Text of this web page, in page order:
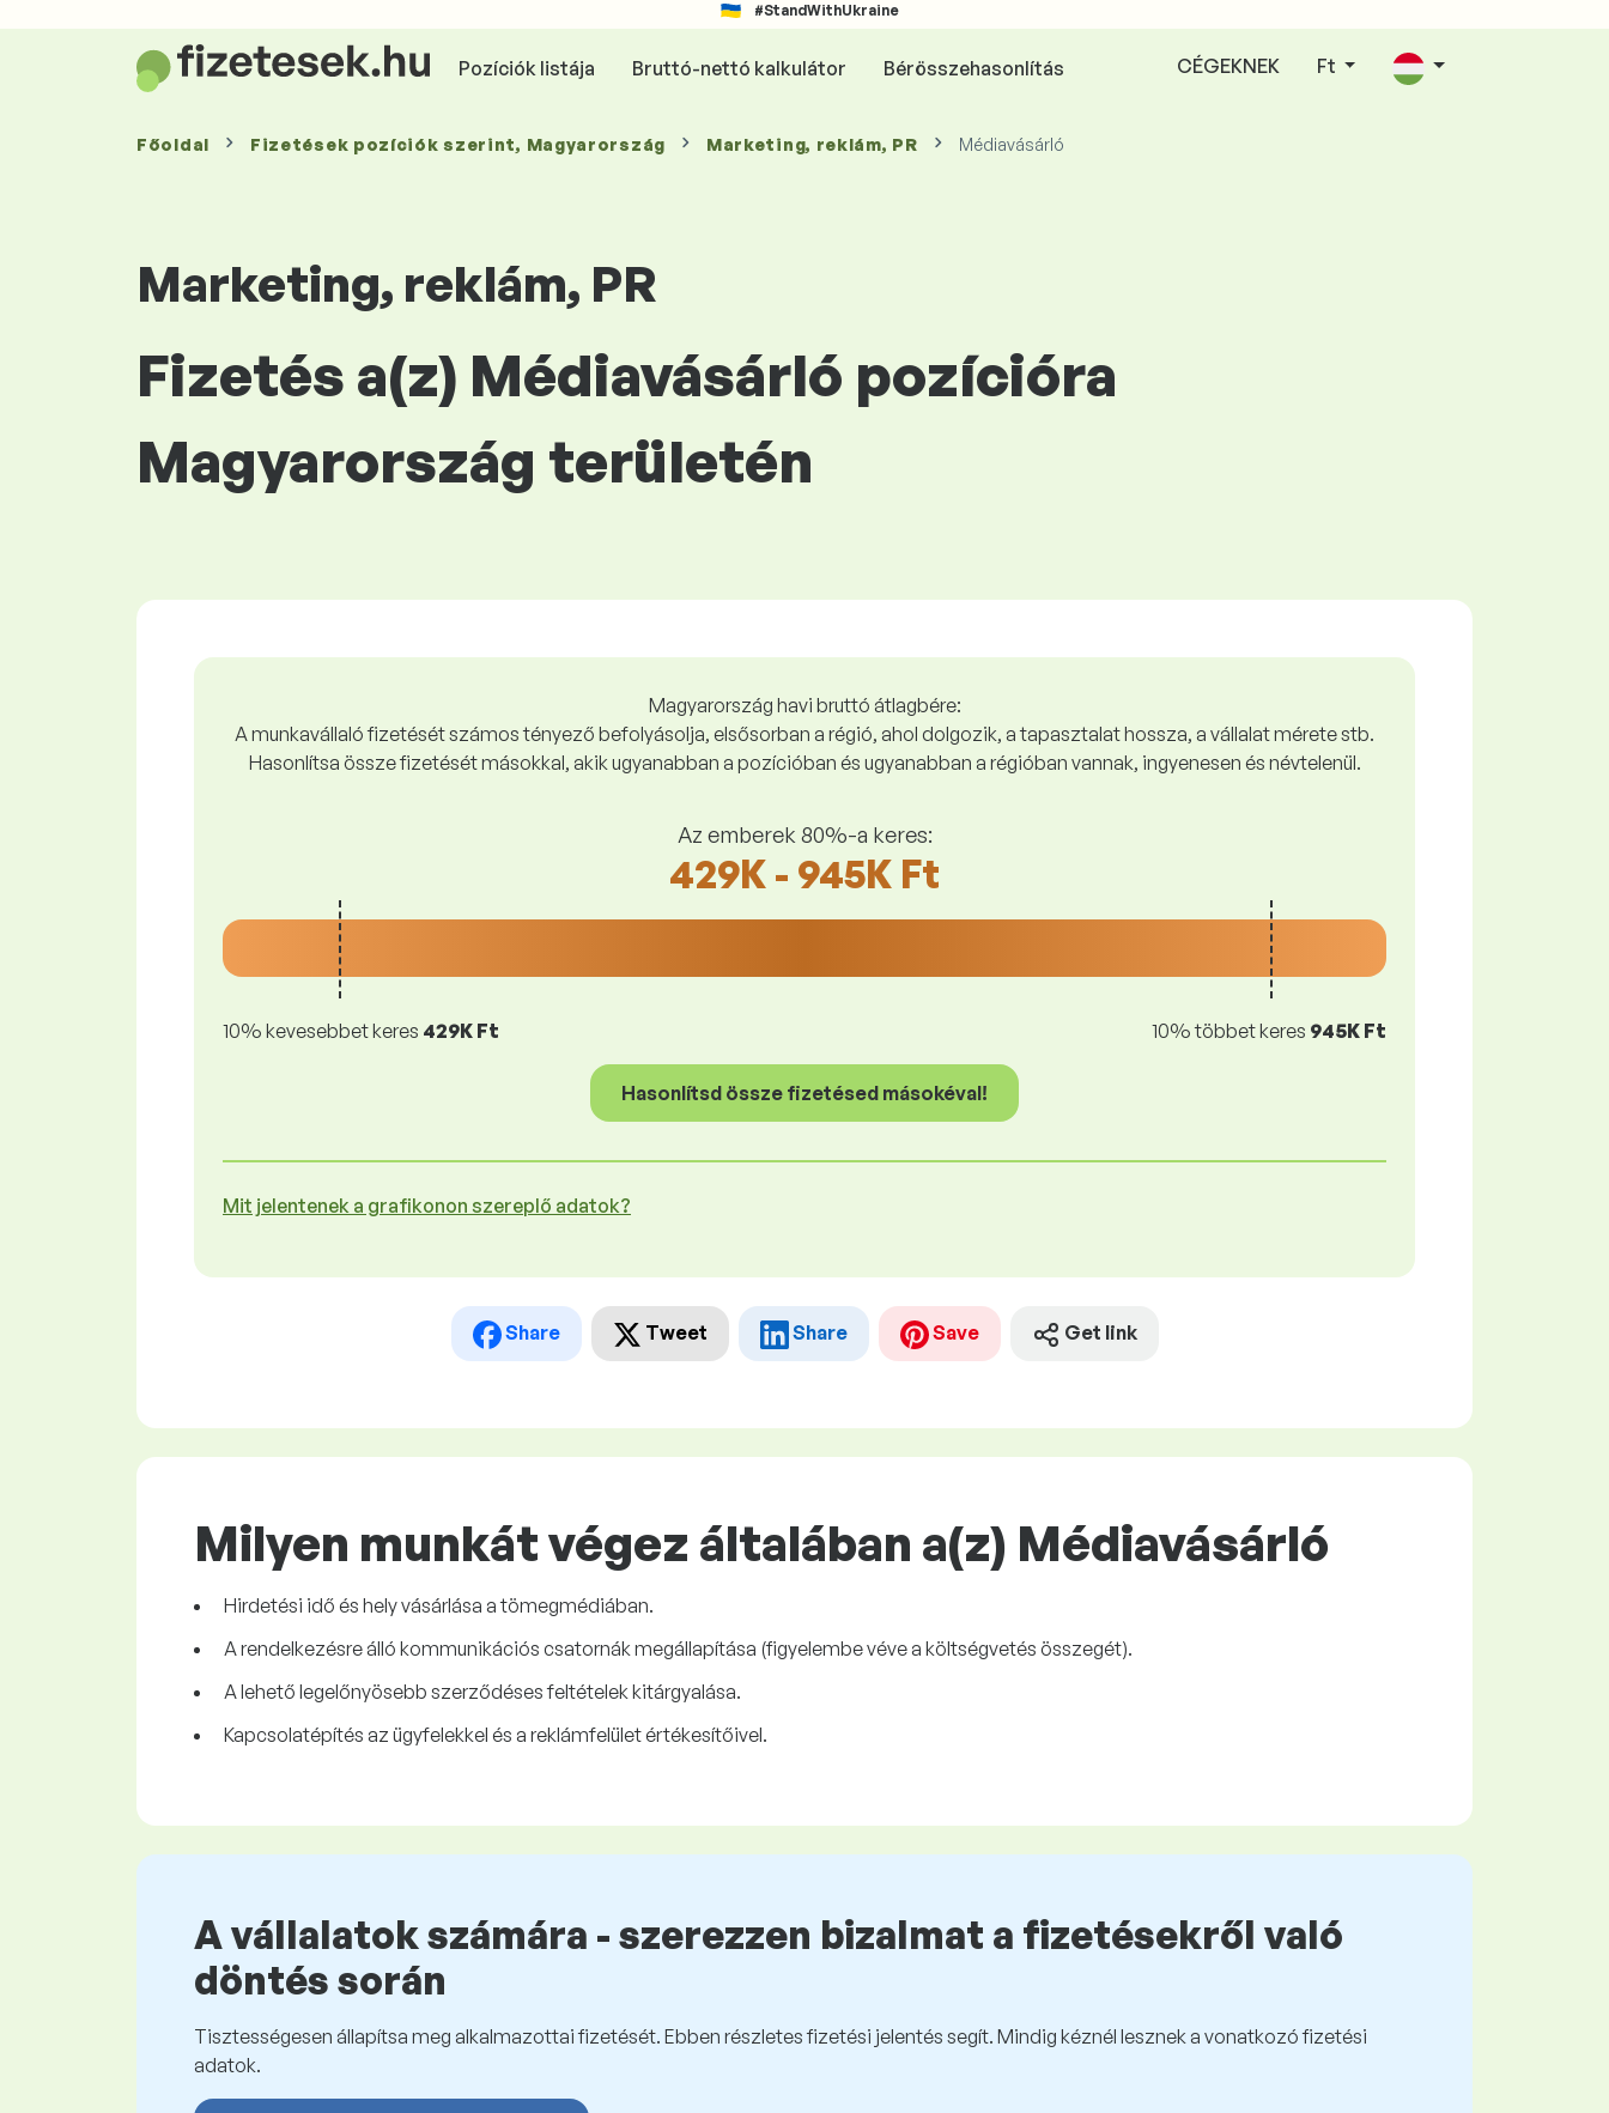
#StandWithUkraine
Pozíciók listája Bruttó-nettó kalkulátor Bérösszehasonlítás CÉGEKNEK Ft
Főoldal Fizetések pozíciók szerint, Magyarország Marketing, reklám, PR Médiavásárló
Marketing, reklám, PR
Fizetés a(z) Médiavásárló pozícióra
Magyarország területén
Magyarország havi bruttó átlagbére:
A munkavállaló fizetését számos tényező befolyásolja, elsősorban a régió, ahol dolgozik, a tapasztalat hossza, a vállalat mérete stb.
Hasonlítsa össze fizetését másokkal, akik ugyanabban a pozícióban és ugyanabban a régióban vannak, ingyenesen és névtelenül.
Az emberek 80%-a keres:
429K - 945K Ft
10% kevesebbet keres 429K Ft 10% többet keres 945K Ft
Hasonlítsd össze fizetésed másokéval!
Mit jelentenek a grafikonon szereplő adatok?
Share Tweet Share Save Get link
Milyen munkát végez általában a(z) Médiavásárló
Hirdetési idő és hely vásárlása a tömegmédiában.
A rendelkezésre álló kommunikációs csatornák megállapítása (figyelembe véve a költségvetés összegét).
A lehető legelőnyösebb szerződéses feltételek kitárgyalása.
Kapcsolatépítés az ügyfelekkel és a reklámfelület értékesítőivel.
A vállalatok számára - szerezzen bizalmat a fizetésekről való
döntés során
Tisztességesen állapítsa meg alkalmazottai fizetését. Ebben részletes fizetési jelentés segít. Mindig kéznél lesznek a vonatkozó fizetési
adatok.